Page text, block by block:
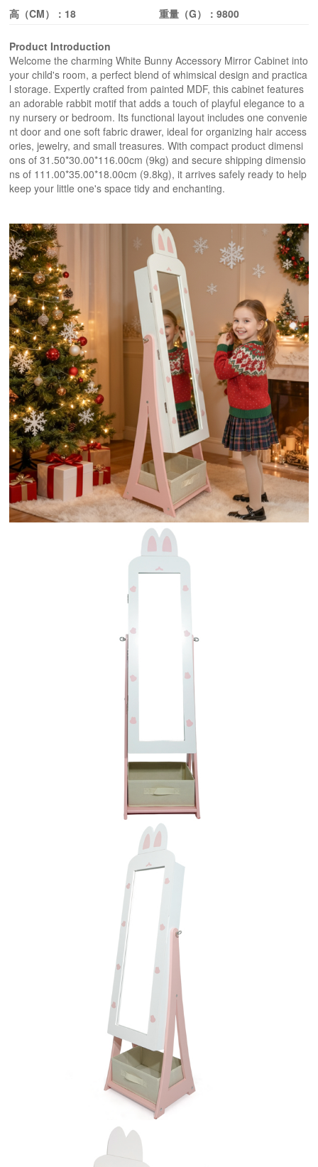
高（CM）： 18 重量（G）： 9800
Product Introduction
Welcome the charming White Bunny Accessory Mirror Cabinet into
your child's room, a perfect blend of whimsical design and practica
l storage. Expertly crafted from painted MDF, this cabinet features
an adorable rabbit motif that adds a touch of playful elegance to a
ny nursery or bedroom. Its functional layout includes one convenie
nt door and one soft fabric drawer, ideal for organizing hair access
ories, jewelry, and small treasures. With compact product dimensi
ons of 31.50*30.00*116.00cm (9kg) and secure shipping dimensio
ns of 111.00*35.00*18.00cm (9.8kg), it arrives safely ready to help
keep your little one's space tidy and enchanting.